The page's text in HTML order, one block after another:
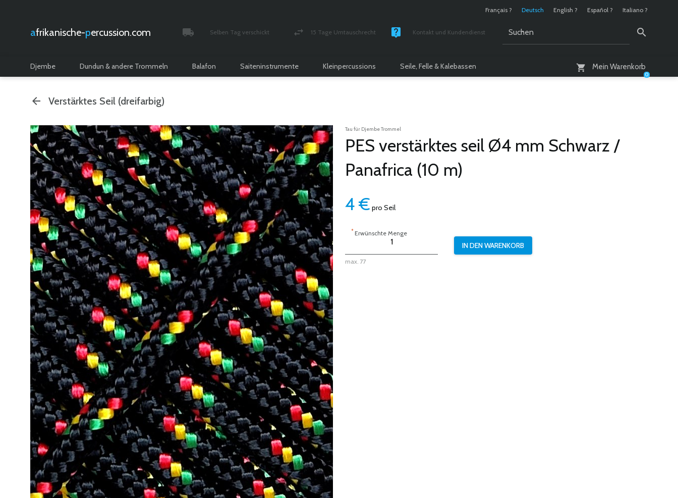
Français ? Deutsch English ? Español ? Italiano ?
afrikanische- percussion.com Selben Tag verschickt 15 Tage Umtauschrecht Kontakt und Kundendienst
Mein Warenkorb
0
Djembe Dundun & andere Trommeln Balafon Saiteninstrumente Kleinpercussions Seile, Felle & Kalebassen
Verstärktes Seil (dreifarbig)
Tau für Djembe Trommel
PES verstärktes seil Ø4 mm Schwarz /
Panafrica (10 m)
4€ pro Seil
*Erwünschte Menge
max. 77